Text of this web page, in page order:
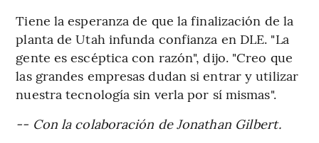
Tiene la esperanza de que la finalización de la
planta de Utah infunda confianza en DLE. "La
gente es escéptica con razón", dijo. "Creo que
las grandes empresas dudan si entrar y utilizar
nuestra tecnología sin verla por sí mismas".
-- Con la colaboración de Jonathan Gilbert.